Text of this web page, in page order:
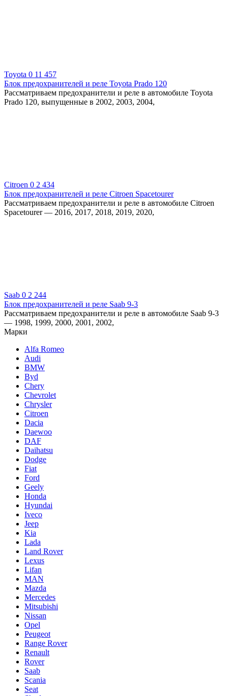
Toyota 0 11 457
Блок предохранителей и реле Toyota Prado 120
Рассматриваем предохранители и реле в автомобиле Toyota
Prado 120, выпущенные в 2002, 2003, 2004,
Citroen 0 2 434
Блок предохранителей и реле Citroen Spacetourer
Рассматриваем предохранители и реле в автомобиле Citroen
Spacetourer — 2016, 2017, 2018, 2019, 2020,
Saab 0 2 244
Блок предохранителей и реле Saab 9-3
Рассматриваем предохранители и реле в автомобиле Saab 9-3
— 1998, 1999, 2000, 2001, 2002,
Марки
Alfa Romeo
Audi
BMW
Byd
Chery
Chevrolet
Chrysler
Citroen
Dacia
Daewoo
DAF
Daihatsu
Dodge
Fiat
Ford
Geely
Honda
Hyundai
Iveco
Jeep
Kia
Lada
Land Rover
Lexus
Lifan
MAN
Mazda
Mercedes
Mitsubishi
Nissan
Opel
Peugeot
Range Rover
Renault
Rover
Saab
Scania
Seat